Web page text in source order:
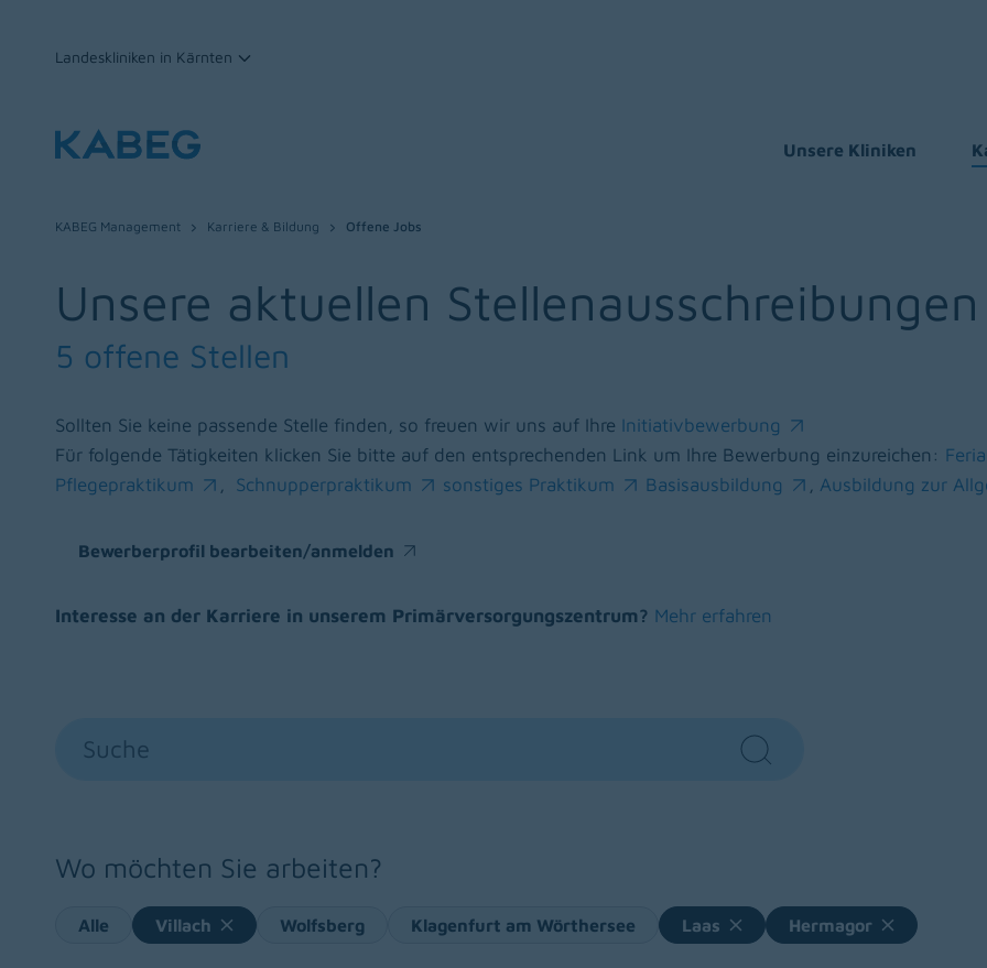
Landeskliniken in Kärnten
Unsere Kliniken
KABEG Management Karriere & Bildung Offene Jobs
Unsere aktuellen Stellenausschreibungen
5 offene Stellen
Sollten Sie keine passende Stelle finden, so freuen wir uns auf Ihre Initiativbewerbung
(opens in a new window)
Für folgende Tätigkeiten klicken Sie bitte auf den entsprechenden Link um Ihre Bewerbung einzureichen:
Pflegepraktikum
(opens in a new window)
, Schnupperpraktikum
(opens in a new window)
sonstiges Praktikum
(opens in a new window)
Basisausbildung
(opens in a new window)
, Ausbildung zur
(opens in a new
Bewerberprofil bearbeiten/anmelden
(opens in a new window)
Interesse an der Karriere in unserem Primärversorgungszentrum? Mehr erfahren
Search
Wo möchten Sie arbeiten?
Alle Villach Wolfsberg Klagenfurt am Wörthersee Laas Hermagor